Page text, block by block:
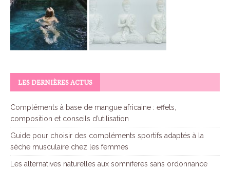
LES DERNIÈRES ACTUS
Compléments à base de mangue africaine : effets,
composition et conseils d’utilisation
Guide pour choisir des compléments sportifs adaptés à la
sèche musculaire chez les femmes
Les alternatives naturelles aux somniferes sans ordonnance